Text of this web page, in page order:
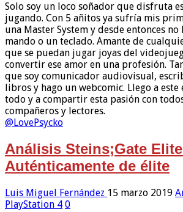
Solo soy un loco soñador que disfruta
jugando. Con 5 añitos ya sufría mis
una Master System y desde entonces
mando o un teclado. Amante de
que se puedan jugar joyas del
convertir ese amor en una profesión.
que soy comunicador audiovisual,
libros y hago un webcomic. Llego a
todo y a compartir esta pasión con
compañeros y lectores.
@LovePsycko
Análisis Steins;Gate
Auténticamente de élite
Luis Miguel Fernández 15 marzo 2019
PlayStation 4 0